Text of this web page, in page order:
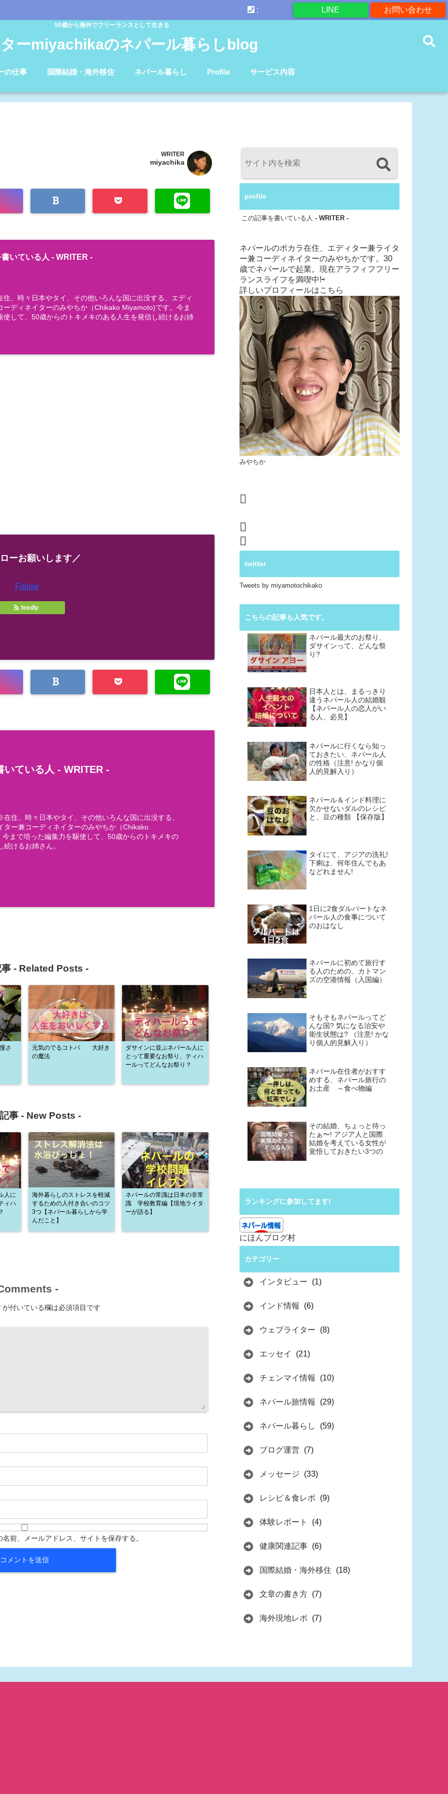
お問い合わせ
LINE
:
50歳から海外でフリーランスとして生きる
ーmiyachikaのネパール暮らしblog
の仕事 国際結婚・海外移住 ネパール暮らし Profile サービス内容
WRITER
miyachika
いている人 - WRITER -
住、時々日本やタイ、その他いろんな国に出没する、エディ
ーディネイターのみやちか（Chikako Miyamoto)です。今ま
使して、50歳からのトキメキのある人生を発信し続けるお姉
ーお願いします／
Follow
feedly
いている人 - WRITER -
在住、時々日本やタイ、その他いろんな国に出没する、
ター兼コーディネイターのみやちか（Chikako
まで培った編集力を駆使して、50歳からのトキメキの
けるお姉さん。
- Related Posts -
さ
元気のでるコトバ 大好き
の魔法
ダサインに並ぶネパール人に
とって重要なお祭り、ティハ
ールってどんなお祭り？
事 - New Posts -
人に
ィハ
海外暮らしのストレスを軽減
するための人付き合いのコツ
3つ【ネパール暮らしから学
んだこと】
ネパールの常識は日本の非常
識 学校教育編【現地ライタ
ーが語る】
-
が付いている欄は必須項目です
前、メールアドレス、サイトを保存する。
profile
この記事を書いている人 - WRITER -
ネパールのポカラ在住、エディター兼ライタ
ー兼コーディネイターのみやちかです。30
歳でネパールで起業。現在アラフィフフリー
ランスライフを満喫中!⇨
詳しいプロフィールはこちら
みやちか
twitter
Tweets by miyamotochikako
こちらの記事も人気です。
ネパール最大のお祭り、
ダサインって、どんな祭
り?
日本人とは、まるっきり
違うネパール人の結婚観
【ネパール人の恋人がい
る人、必見】
ネパールに行くなら知っ
ておきたい、ネパール人
の性格（注意! かなり個
人的見解入り）
ネパール＆インド料理に
欠かせないダルのレシピ
と、豆の種類 【保存版】
タイにて、アジアの洗礼!
下痢は、何年住んでもあ
などれません!
1日に2食ダルバートなネ
パール人の食事について
のおはなし
ネパールに初めて旅行す
る人のための、カトマン
ズの空港情報（入国編）
そもそもネパールってど
んな国? 気になる治安や
衛生状態は? （注意! かな
り個人的見解入り）
ネパール在住者がおすす
めする、ネパール旅行の
お土産 ～食べ物編
その結婚、ちょっと待っ
たぁ〜! アジア人と国際
結婚を考えている女性が
覚悟しておきたい3つの
ランキングに参加してます!
にほんブログ村
カテゴリー
インタビュー (1)
インド情報 (6)
ウェブライター (8)
エッセイ (21)
チェンマイ情報 (10)
ネパール旅情報 (29)
ネパール暮らし (59)
ブログ運営 (7)
メッセージ (33)
レシピ＆食レポ (9)
体験レポート (4)
健康関連記事 (6)
国際結婚・海外移住 (18)
文章の書き方 (7)
海外現地レポ (7)